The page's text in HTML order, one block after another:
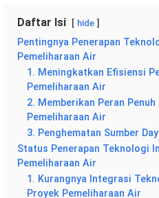
Daftar Isi hide
Pentingnya Penerapan
Pemeliharaan Air
1. Meningkatkan Efisiensi
Pemeliharaan Air
2. Memberikan Peran
Pemeliharaan Air
3. Penghematan Sumber
Status Penerapan Teknologi
Pemeliharaan Air
1. Kurangnya Integrasi
Proyek Pemeliharaan Air